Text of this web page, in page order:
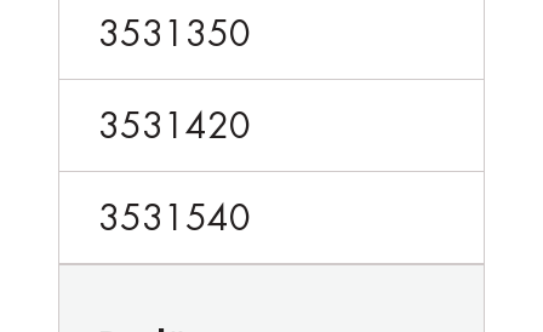
3531350
3531420
3531540